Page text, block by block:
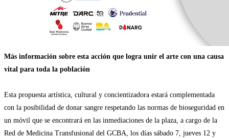
Más información sobre esta acción que logra unir el arte con una causa
vital para toda la población
Esta propuesta artística, cultural y concientizadora estará complementada
con la posibilidad de donar sangre respetando las normas de bioseguridad en
un móvil que se encontrará en las inmediaciones de la plaza, a cargo de la
Red de Medicina Transfusional del GCBA, los días sábado 7, jueves 12 y